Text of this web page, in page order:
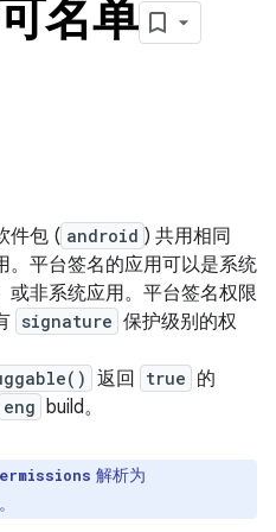
名单
件包 ( android ) 共用相同
。平台签名的应用可以是系统
或非系统应用。平台签名权限
signature 保护级别的权
返回 true 的
eng build。
解析为
。